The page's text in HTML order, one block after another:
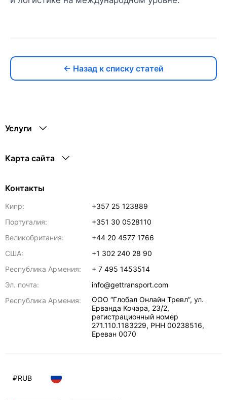
← Назад к списку статей
Услуги
Карта сайта
Контакты
Кипр:
+357 25 123889
Португалия:
+351 30 0528110
Великобритания:
+44 20 4577 1766
США:
+1 302 240 28 90
Республика Армения:
+ 7 495 1453514
Эл. почта:
info@gettransport.com
Республика Армения:
ООО “Глобал Онлайн Тревл”, ул.
Ерванда Кочара, 23/2,
регистрационный номер
271.110.1183229, РНН 00238516,
Ереван 0070
₽RUB